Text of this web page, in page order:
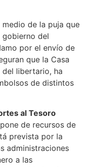
de la puja que
gobierno del
por el envío de
que la Casa
del libertario, ha
de distintos
al Tesoro
de recursos de
prevista por la
administraciones
a las